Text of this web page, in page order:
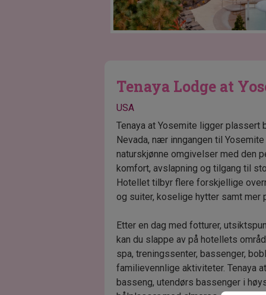
Tenaya Lodge at
USA
Tenaya at Yosemite ligger plassert
Nevada, nær inngangen til
naturskjønne omgivelser med den
komfort, avslapning og tilgang til
Hotellet tilbyr flere forskjellige
og suiter, koselige hytter samt mer
Etter en dag med fotturer,
kan du slappe av på hotellets
spa, treningssenter, bassenger,
familievennlige aktiviteter. Tenaya
basseng, utendørs bassenger i